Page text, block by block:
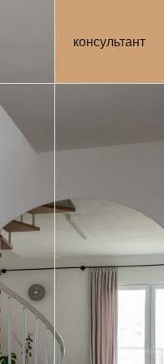
консультант